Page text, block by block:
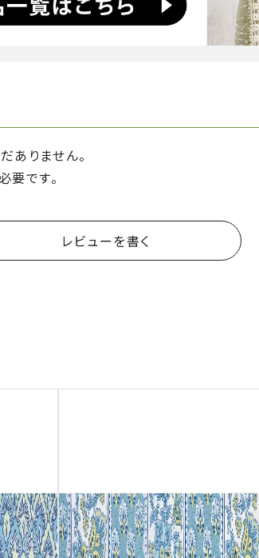
ありません。
要です。
レビューを書く